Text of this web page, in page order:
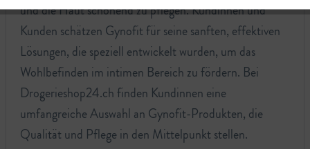
und die Haut schonend zu pflegen. Kundinnen und
Kunden schätzen Gynofit für seine sanften, effektiven
Lösungen, die speziell entwickelt wurden, um das
Wohlbefinden im intimen Bereich zu fördern. Bei
Drogerieshop24.ch finden Kundinnen eine
umfangreiche Auswahl an Gynofit-Produkten, die
Qualität und Pflege in den Mittelpunkt stellen.